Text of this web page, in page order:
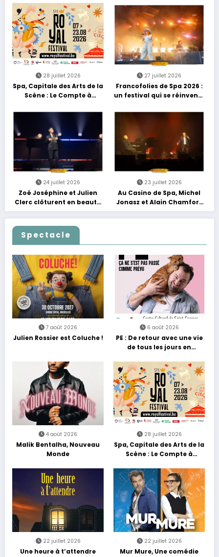
découvertes et énergie
reggae
28 juillet 2026
Spa, Capitale des Arts de la
Scène : Le Compte à
27 juillet 2026
Francofolies de Spa 2026 :
un festival qui se réinvente
grands moments de scène
24 juillet 2026
Zoé Joséphine et Julien
Clerc clôturent en beauté
Les Nuits Francofolies au
Casino
23 juillet 2026
Au Casino de Spa, Michel
Jonasz et Alain Chamfort
célèbrent le temps qui
passe… sans jamais céder
Spectacle
7 août 2026
Julien Rossier est Coluche !
6 août 2026
PE : De retour avec une vie
de tous les jours en
4 août 2026
Malik Bentalha, Nouveau
Monde
28 juillet 2026
Spa, Capitale des Arts de la
Scène : Le Compte à
22 juillet 2026
Une heure à t’attendre
22 juillet 2026
Mur Mure, Une comédie